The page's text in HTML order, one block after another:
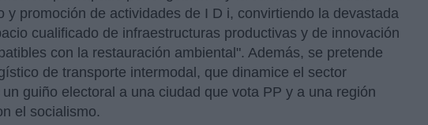
y promoción de actividades de I D i, convirtiendo la devastada
cualificado de infraestructuras productivas y de innovación
con la restauración ambiental". Además, se pretende
de transporte intermodal, que dinamice el sector
guiño electoral a una ciudad que vota PP y a una región
el socialismo.